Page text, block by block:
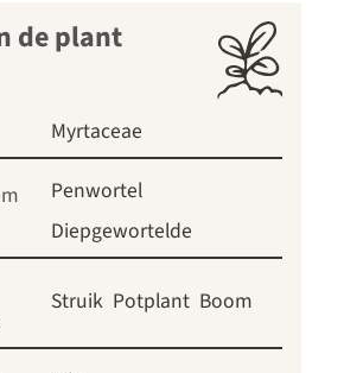
de plant
Myrtaceae
Penwortel
Diepgewortelde
Struik Potplant Boom